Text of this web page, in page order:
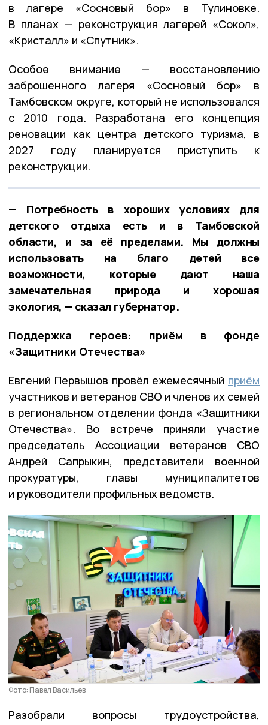
в лагере «Сосновый бор» в Тулиновке.
В планах — реконструкция лагерей «Сокол»,
«Кристалл» и «Спутник».
Особое внимание — восстановлению
заброшенного лагеря «Сосновый бор» в
Тамбовском округе, который не использовался
с 2010 года. Разработана его концепция
реновации как центра детского туризма, в
2027 году планируется приступить к
реконструкции.
— Потребность в хороших условиях для
детского отдыха есть и в Тамбовской
области, и за её пределами. Мы должны
использовать на благо детей все
возможности, которые дают наша
замечательная природа и хорошая
экология, — сказал губернатор.
Поддержка героев: приём в фонде
«Защитники Отечества»
Евгений Первышов провёл ежемесячный приём
участников и ветеранов СВО и членов их семей
в региональном отделении фонда «Защитники
Отечества». Во встрече приняли участие
председатель Ассоциации ветеранов СВО
Андрей Сапрыкин, представители военной
прокуратуры, главы муниципалитетов
и руководители профильных ведомств.
Фото: Павел Васильев
Разобрали вопросы трудоустройства,